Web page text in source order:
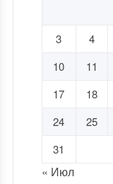
3
4
10
11
17
18
24
25
31
« Июл